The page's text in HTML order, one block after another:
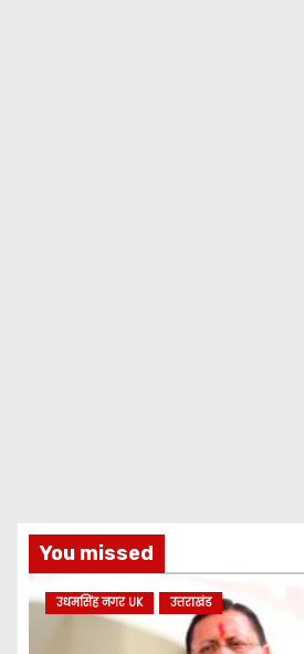
You missed
उधमसिंह नगर UK उत्तराखंड